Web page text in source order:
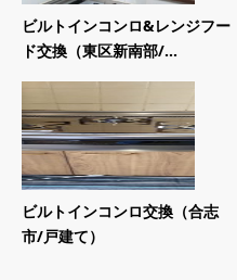
ビルトインコンロ&レンジフー
ド交換（東区新南部/...
ビルトインコンロ交換（合志
市/戸建て）